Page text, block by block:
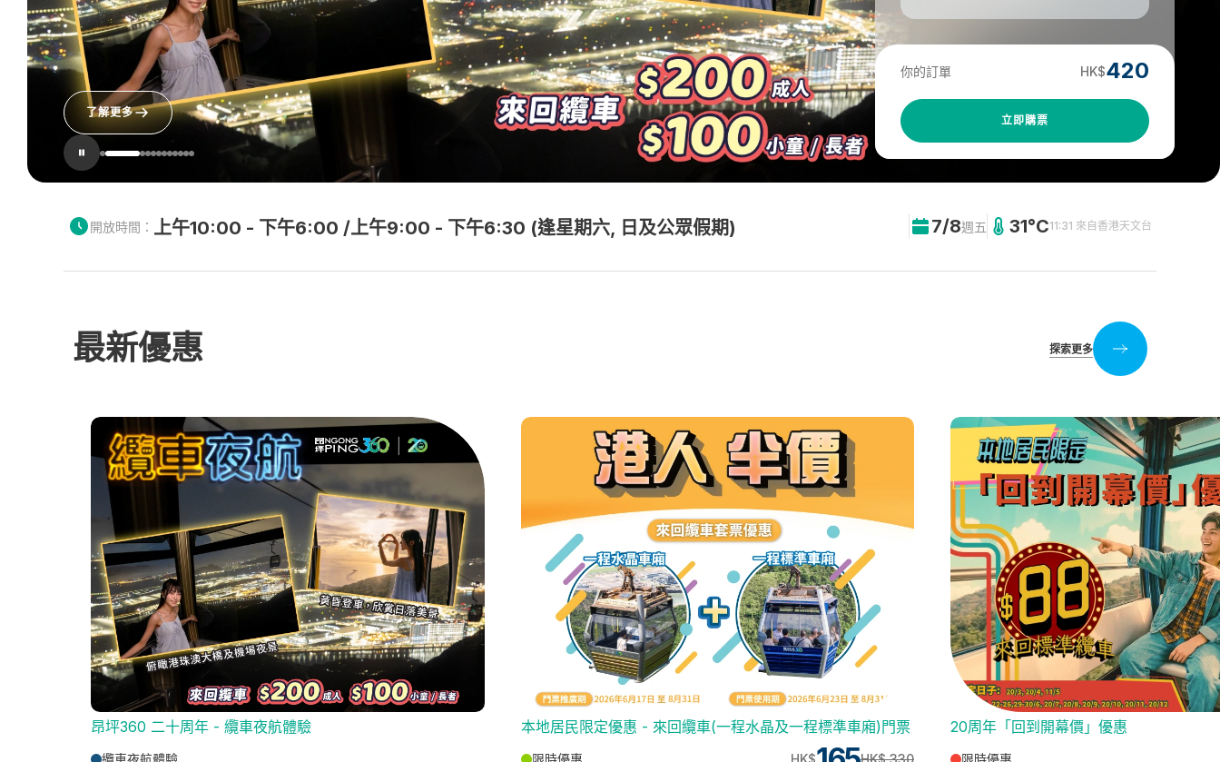
903 Concert
了解更多
你的訂單 HK$420
立即購票
開放時間： 上午10:00 - 下午6:00 /上午9:00 - 下午6:30 (逢星期六, 日及公眾假期) 7/8週五 31°C11:31 來自香港天文台
最新優惠 探索更多
昂坪360 二十周年 - 纜車夜航體驗
纜車夜航體驗
本地居民限定優惠 - 來回纜車(一程水晶及一程標準車廂)門票
限時優惠
20周年「回到開幕價」優惠
限時優惠